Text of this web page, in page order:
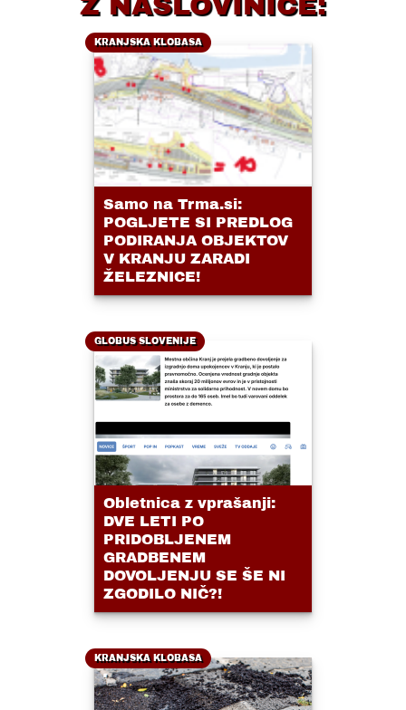
KRANJSKA KLOBASA
Samo na Trma.si:
POGLJETE SI PREDLOG
PODIRANJA OBJEKTOV
V KRANJU ZARADI
ŽELEZNICE!
GLOBUS SLOVENIJE
Obletnica z vprašanji:
DVE LETI PO
PRIDOBLJENEM
GRADBENEM
DOVOLJENJU SE ŠE NI
ZGODILO NIČ?!
KRANJSKA KLOBASA